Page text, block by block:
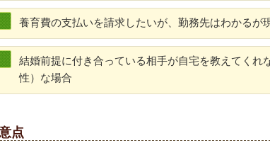
養育費の支払いを請求したいが、勤務先はわかるが
結婚前提に付き合っている相手が自宅を教えてくれ
性）な場合
点